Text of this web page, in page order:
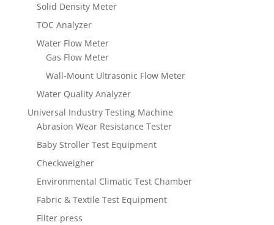
Solid Density Meter
TOC Analyzer
Water Flow Meter
Gas Flow Meter
Wall-Mount Ultrasonic Flow Meter
Water Quality Analyzer
Universal Industry Testing Machine
Abrasion Wear Resistance Tester
Baby Stroller Test Equipment
Checkweigher
Environmental Climatic Test Chamber
Fabric & Textile Test Equipment
Filter press